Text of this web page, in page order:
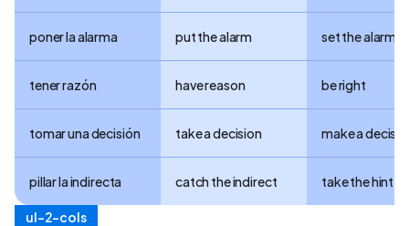
poner la alarma put the alarm set the alarm
tener razón have reason be right
tomar una decisión take a decision make a
pillar la indirecta catch the indirect take the hint
ul-2-cols